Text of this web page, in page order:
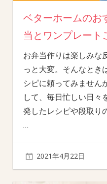
ベターホームの
当とワンプレート
お弁当作りは楽しみな
っと大変。そんなとき
シピに頼ってみません
して、毎日忙しい日々
発したレシピや段取り
…
2021年4月22日